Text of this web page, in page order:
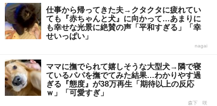
仕事から帰ってきた夫→クタクタに疲れてい
ても『赤ちゃんと犬』に向かって…あまりに
も幸せな光景に絶賛の声「平和すぎる」「幸
せいっぱい」
nagai
ママに撫でられて嬉しそうな大型犬→隣で寝
ているパパを撫でてみた結果…わかりやす過
ぎる『態度』が38万再生「期待以上の反応
ｗ」「可愛すぎ」
森下 咲